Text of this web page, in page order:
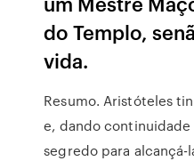
do Templo,
vida.
Resumo. Aristóteles
e, dando continuidade
segredo para